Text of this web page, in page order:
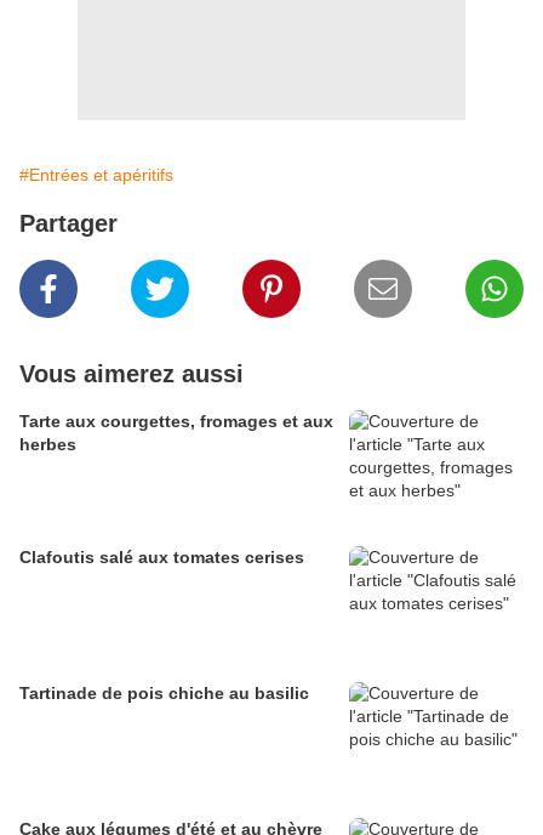
#Entrées et apéritifs
Partager
Vous aimerez aussi
Tarte aux courgettes, fromages et aux
herbes
Clafoutis salé aux tomates cerises
Tartinade de pois chiche au basilic
Cake aux légumes d'été et au chèvre